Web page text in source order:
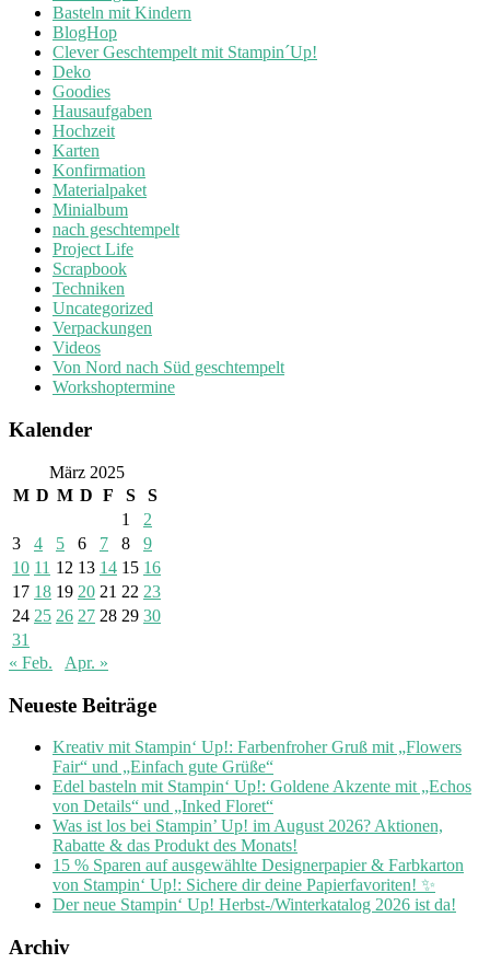
Basteln mit Kindern
BlogHop
Clever Geschtempelt mit Stampin´Up!
Deko
Goodies
Hausaufgaben
Hochzeit
Karten
Konfirmation
Materialpaket
Minialbum
nach geschtempelt
Project Life
Scrapbook
Techniken
Uncategorized
Verpackungen
Videos
Von Nord nach Süd geschtempelt
Workshoptermine
Kalender
März 2025
M D M D F S
S
1
2
3
4 5 6 7 8
9
10 11 12 13 14 15 16
17 18 19 20 21 22 23
24 25 26 27 28 29 30
31
« Feb.
Apr. »
Neueste Beiträge
Kreativ mit Stampin‘ Up!: Farbenfroher Gruß mit „Flowers
Fair“ und „Einfach gute Grüße“
Edel basteln mit Stampin‘ Up!: Goldene Akzente mit „Echos
von Details“ und „Inked Floret“
Was ist los bei Stampin’ Up! im August 2026? Aktionen,
Rabatte & das Produkt des Monats!
15 % Sparen auf ausgewählte Designerpapier & Farbkarton
von Stampin‘ Up!: Sichere dir deine Papierfavoriten! ✨
Der neue Stampin‘ Up! Herbst-/Winterkatalog 2026 ist da!
Archiv